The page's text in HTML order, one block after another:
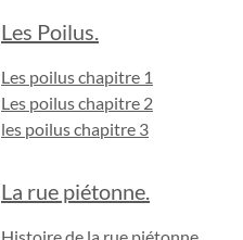
Les Poilus.
Les poilus chapitre 1
Les poilus chapitre 2
les poilus chapitre 3
La rue piétonne.